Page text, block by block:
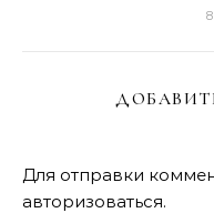
Для отправки
авторизоваться.